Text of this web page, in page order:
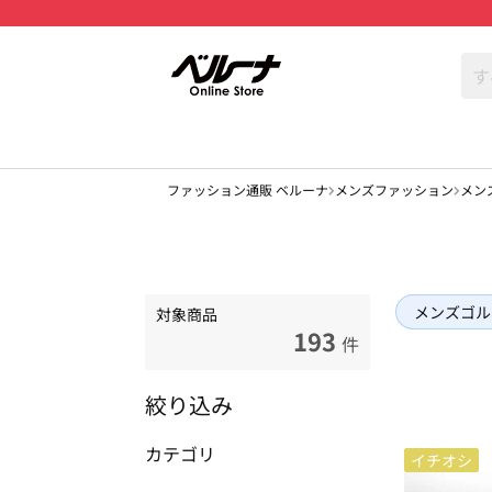
ファッション通販 ベルーナ メンズファッション メン
対象商品
193 件
絞り込み
カテゴリ
メンズゴ
イチオシ